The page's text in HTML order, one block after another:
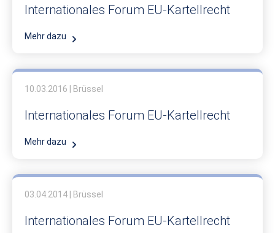
Internationales Forum EU-Kartellrecht
Mehr dazu
10.03.2016 | Brüssel
Internationales Forum EU-Kartellrecht
Mehr dazu
03.04.2014 | Brüssel
Internationales Forum EU-Kartellrecht